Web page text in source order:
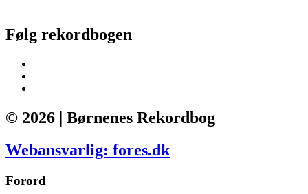
Følg rekordbogen
© 2026 | Børnenes Rekordbog
Webansvarlig: fores.dk
Forord